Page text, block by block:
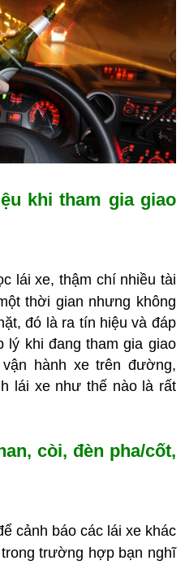
khi tham gia giao
lái xe, thậm chí nhiều tài
thời gian nhưng không
đó là ra tín hiệu và đáp
lý khi đang tham gia giao
hành xe trên đường,
lái xe như thế nào là rất
còi, đèn pha/cốt,
cảnh báo các lái xe khác
trường hợp bạn nghĩ